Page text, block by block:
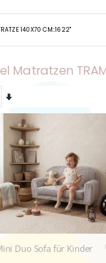
140X70 CM::1622"
Aufsteigend
Duo Sofa für Kinder